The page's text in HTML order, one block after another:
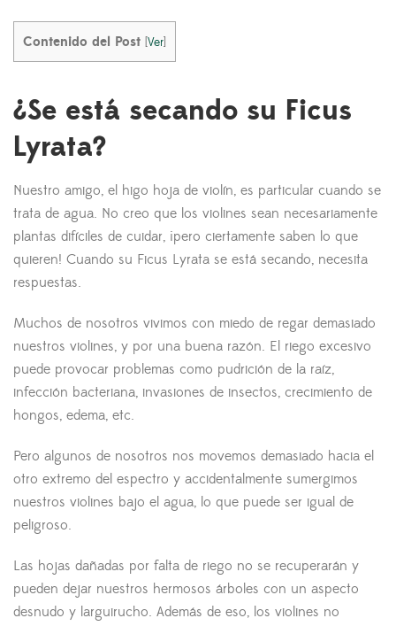
Contenido del Post [Ver]
¿Se está secando su Ficus
Lyrata?
Nuestro amigo, el higo hoja de violín, es particular cuando se
trata de agua. No creo que los violines sean necesariamente
plantas difíciles de cuidar, ¡pero ciertamente saben lo que
quieren! Cuando su Ficus Lyrata se está secando, necesita
respuestas.
Muchos de nosotros vivimos con miedo de regar demasiado
nuestros violines, y por una buena razón. El riego excesivo
puede provocar problemas como pudrición de la raíz,
infección bacteriana, invasiones de insectos, crecimiento de
hongos, edema, etc.
Pero algunos de nosotros nos movemos demasiado hacia el
otro extremo del espectro y accidentalmente sumergimos
nuestros violines bajo el agua, lo que puede ser igual de
peligroso.
Las hojas dañadas por falta de riego no se recuperarán y
pueden dejar nuestros hermosos árboles con un aspecto
desnudo y larguirucho. Además de eso, los violines no